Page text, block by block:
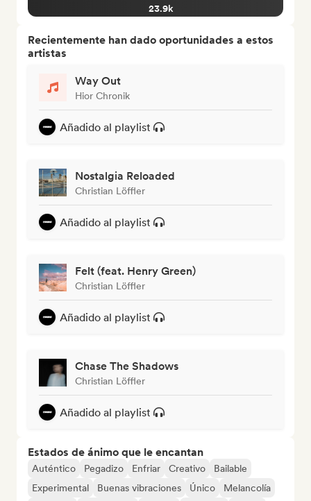
23.9k
Recientemente han dado oportunidades a estos
artistas
Way Out
Hior Chronik
Añadido al playlist
Nostalgia Reloaded
Christian Löffler
Añadido al playlist
Felt (feat. Henry Green)
Christian Löffler
Añadido al playlist
Chase The Shadows
Christian Löffler
Añadido al playlist
Estados de ánimo que le encantan
Auténtico Pegadizo Enfriar Creativo
Bailable
Experimental
Buenas vibraciones Único Melancolía